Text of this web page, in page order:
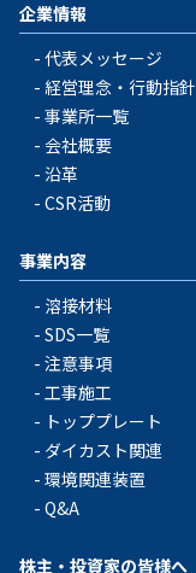
企業情報
代表メッセージ
経営理念・行動指針
事業所一覧
会社概要
沿革
CSR活動
事業内容
溶接材料
SDS一覧
注意事項
工事施工
トッププレート
ダイカスト関連
環境関連装置
Q&A
株主・投資家の皆様へ